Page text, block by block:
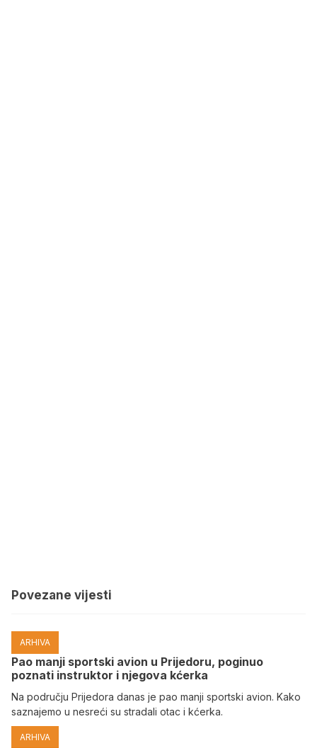
Povezane vijesti
ARHIVA
Pao manji sportski avion u Prijedoru, poginuo
poznati instruktor i njegova kćerka
Na području Prijedora danas je pao manji sportski avion. Kako
saznajemo u nesreći su stradali otac i kćerka.
ARHIVA